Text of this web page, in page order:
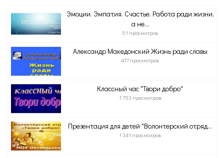
Эмоции. Эмпатия. Счастье. Работа ради жизни,
а не...
51 просмотров
Александр Македонский Жизнь ради славы
477 просмотров
Классный час "Твори добро"
1 753 просмотров
Презентация для детей "Волонтерский отряд...
1 341 просмотров